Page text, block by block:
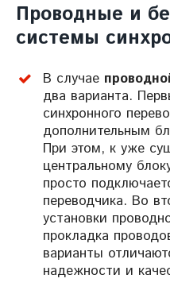
Проводные и
системы
В случае
два варианта.
синхронного
дополнительным
При этом, к уже
центральному
просто
переводчика. Во
установки
прокладка
варианты
надежности и